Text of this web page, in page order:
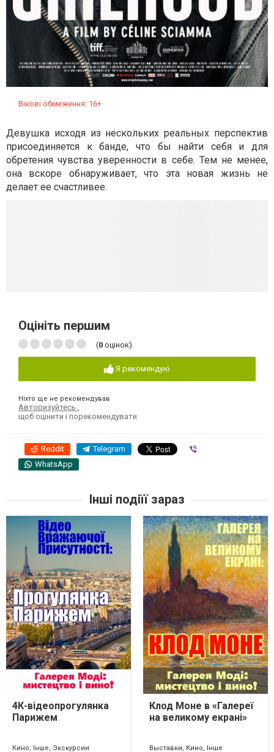
Вікові обмеження: 16+
Девушка исходя из нескольких реальных перспектив
присоединяется к банде, что бы найти себя и для
обретения чувства уверенности в себе. Тем не менее,
она вскоре обнаруживает, что эта новая жизнь не
делает ее счастливее.
Оцініть першим
(0 оцінок)
Я рекомендую
Ніхто ще не рекомендував
Авторизуйтесь ,
щоб оцінити і порекомендувати
Reddit Telegram
WhatsApp
Інші подіїї зараз
4К-відеопрогулянка
Парижем
Кино, Інше, Экскурсии
Клод Моне в «Галереї
на великому екрані»
Выставки, Кино, Інше